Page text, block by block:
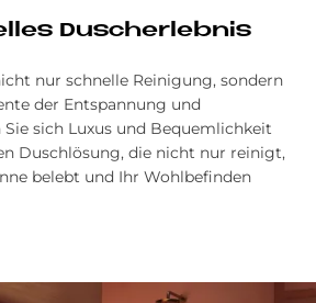
Du­sch­er­leb­nis
nur schnelle Reinigung, sondern
der Entspannung und
Sie sich Luxus und Bequemlichkeit
Duschlösung, die nicht nur reinigt,
belebt und Ihr Wohlbefinden